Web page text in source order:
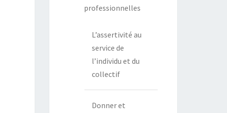
professionnelles
L’assertivité au
service de
l’individu et du
collectif
Donner et